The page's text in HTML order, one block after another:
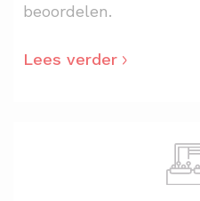
beoordelen.
Lees verder